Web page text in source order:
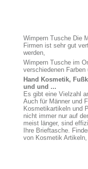
Wimpern Tusche Die
Firmen ist sehr gut
werden,
Wimpern Tusche im
verschiedenen
Hand Kosmetik,
und und ...
Es gibt eine Vielzahl
Auch für Männer und
Kosmetikartikeln und
nicht immer nur auf
meist länger, sind
Ihre Brieftasche.
von Kosmetik